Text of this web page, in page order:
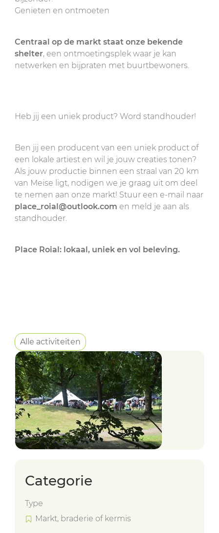
Genieten en ontmoeten
Centraal op de markt staat onze bekende
shelter, een ontmoetingsplek waar je kan
netwerken en bijpraten met buurtbewoners.
Heb jij een uniek product? Word standhouder!
Ben jij een producent van een uniek product of
een lokale artiest en wil je jouw creaties tonen?
Als jouw productie binnen een straal van 20 km
van Meise ligt, nodigen we je graag uit om deel
te nemen aan onze markt! Stuur een e-mail naar
place_roial@outlook.com en meld je aan als
standhouder.
Place Roial: lokaal, uniek en vol beleving.
Alle activiteiten
Categorie
Type
Markt, braderie of kermis